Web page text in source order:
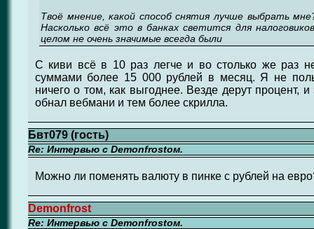
Твоё мнение, какой способ снятия лучше выбрать
Насколько всё это в банках светится для
целом не очень значимые всегда были
С киви всё в 10 раз легче и во столько же раз
суммами более 15 000 рублей в месяц. Я не
ничего о том, как выгоднее. Везде дерут процент,
обнал вебмани и тем более скрилла.
Бвт079 (гость)
Re: Интервью с Demonfrostом.
Можно ли поменять валюту в пинке с рублей на
Demonfrost
Re: Интервью с Demonfrostом.